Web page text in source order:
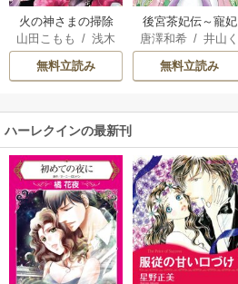
火の神さまの掃除
人ですが、いつの
間にか花嫁として
溺愛されています
山田こもも /浅木
伊都/SNC
無料立読み
後宮茶妃伝～寵妃
は愛より茶が欲し
い～
唐澤和希 /井山く
らげ
無料立読み
ハーレクインの最新刊